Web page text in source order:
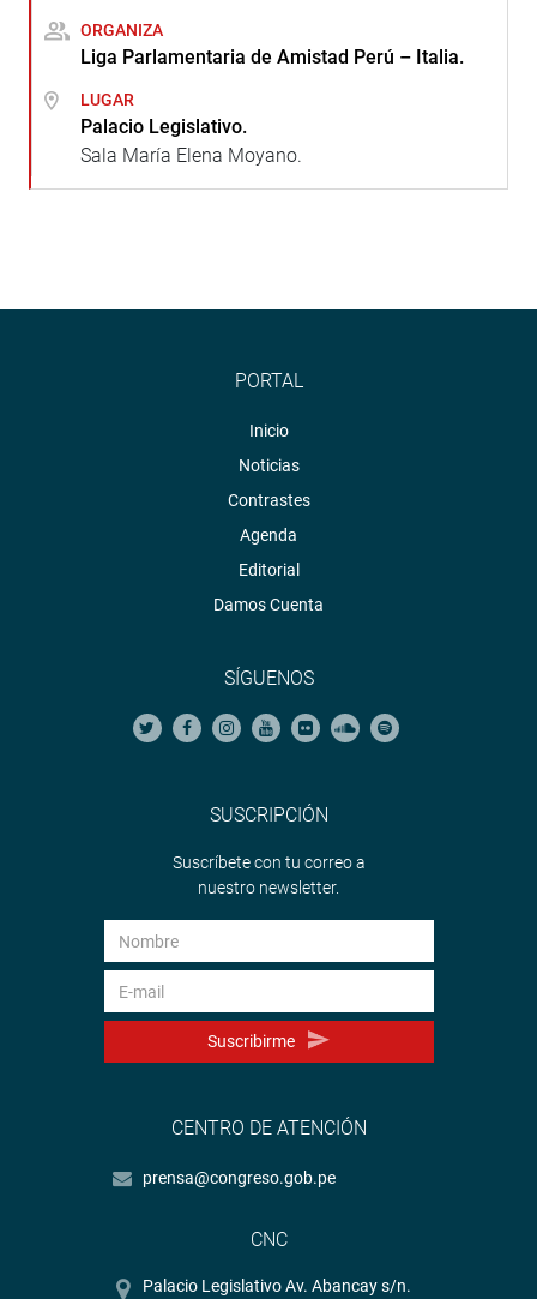
ORGANIZA
Liga Parlamentaria de Amistad Perú – Italia.
LUGAR
Palacio Legislativo.
Sala María Elena Moyano.
PORTAL
Inicio
Noticias
Contrastes
Agenda
Editorial
Damos Cuenta
SÍGUENOS
SUSCRIPCIÓN
Suscríbete con tu correo a
nuestro newsletter.
Suscribirme
CENTRO DE ATENCIÓN
prensa@congreso.gob.pe
CNC
Palacio Legislativo Av. Abancay s/n.